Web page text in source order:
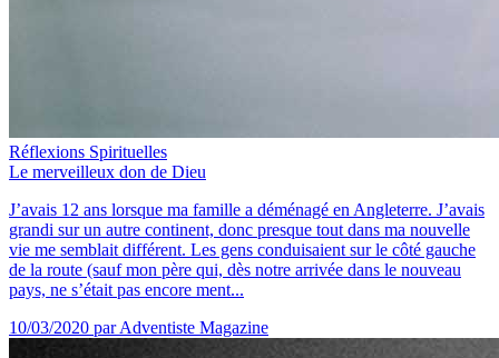
Réflexions Spirituelles
Le merveilleux don de Dieu
J’avais 12 ans lorsque ma famille a déménagé en Angleterre. J’avais
grandi sur un autre continent, donc presque tout dans ma nouvelle
vie me semblait différent. Les gens conduisaient sur le côté gauche
de la route (sauf mon père qui, dès notre arrivée dans le nouveau
pays, ne s’était pas encore ment...
10/03/2020 par Adventiste Magazine